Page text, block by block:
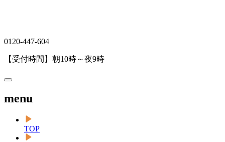
0120-447-604
【受付時間】朝10時～夜9時
menu
TOP